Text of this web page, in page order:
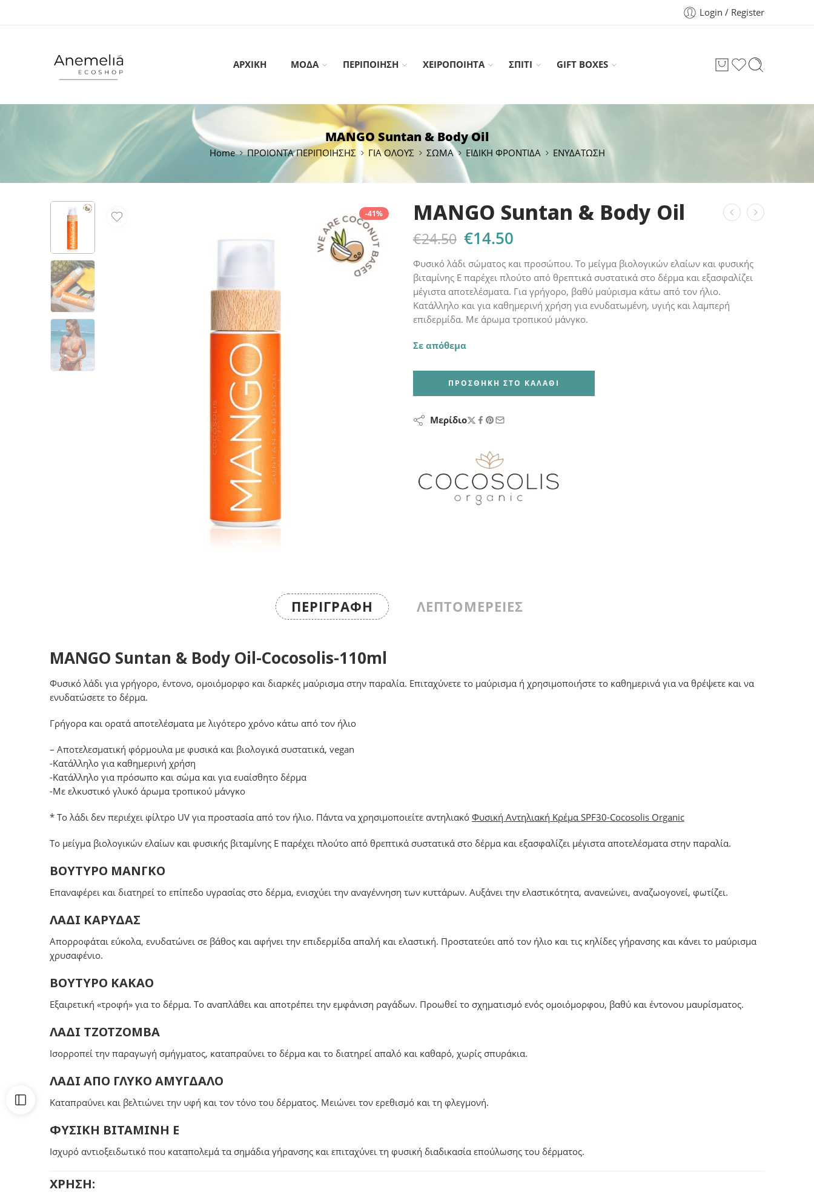
Login / Register
ΑΡΧΙΚΗ ΜΟΔΑ ΠΕΡΙΠΟΙΗΣΗ ΧΕΙΡΟΠΟΙΗΤΑ ΣΠΙΤΙ GIFT BOXES
MANGO Suntan & Body Oil
Home ΠΡΟΙΟΝΤΑ ΠΕΡΙΠΟΙΗΣΗΣ ΓΙΑ ΟΛΟΥΣ ΣΩΜΑ ΕΙΔΙΚΗ ΦΡΟΝΤΙΔΑ ΕΝΥΔΑΤΩΣΗ
-41% MANGO Suntan & Body Oil
€24.50 €14.50
Φυσικό λάδι σώματος και προσώπου. To μείγμα βιολογικών ελαίων και φυσικής
βιταμίνης Ε παρέχει πλούτο από θρεπτικά συστατικά στο δέρμα και εξασφαλίζει
μέγιστα αποτελέσματα. Για γρήγορο, βαθύ μαύρισμα κάτω από τον ήλιο.
Κατάλληλο και για καθημερινή χρήση για ενυδατωμένη, υγιής και λαμπερή
επιδερμίδα. Με άρωμα τροπικού μάνγκο.
Σε απόθεμα
ΠΡΟΣΘΉΚΗ ΣΤΟ ΚΑΛΆΘΙ
Μερίδιο
ΠΕΡΙΓΡΑΦΉ ΛΕΠΤΟΜΕΡΕΙΕΣ
MANGO Suntan & Body Oil-Cocosolis-110ml
Φυσικό λάδι για γρήγορο, έντονο, ομοιόμορφο και διαρκές μαύρισμα στην παραλία. Επιταχύνετε το μαύρισμα ή χρησιμοποιήστε το καθημερινά για να θρέψετε και να
ενυδατώσετε το δέρμα.
Γρήγορα και ορατά αποτελέσματα με λιγότερο χρόνο κάτω από τον ήλιο
– Αποτελεσματική φόρμουλα με φυσικά και βιολογικά συστατικά, vegan
-Κατάλληλο για καθημερινή χρήση
-Κατάλληλο για πρόσωπο και σώμα και για ευαίσθητο δέρμα
-Με ελκυστικό γλυκό άρωμα τροπικού μάνγκο
* Το λάδι δεν περιέχει φίλτρο UV για προστασία από τον ήλιο. Πάντα να χρησιμοποιείτε αντηλιακό Φυσική Αντηλιακή Κρέμα SPF30-Cocosolis Organic
To μείγμα βιολογικών ελαίων και φυσικής βιταμίνης Ε παρέχει πλούτο από θρεπτικά συστατικά στο δέρμα και εξασφαλίζει μέγιστα αποτελέσματα στην παραλία.
ΒΟΥΤΥΡΟ ΜΑΝΓΚΟ
Επαναφέρει και διατηρεί το επίπεδο υγρασίας στο δέρμα, ενισχύει την αναγέννηση των κυττάρων. Αυξάνει την ελαστικότητα, ανανεώνει, αναζωογονεί, φωτίζει.
ΛΑΔΙ ΚΑΡΥΔΑΣ
Απορροφάται εύκολα, ενυδατώνει σε βάθος και αφήνει την επιδερμίδα απαλή και ελαστική. Προστατεύει από τον ήλιο και τις κηλίδες γήρανσης και κάνει το μαύρισμα
χρυσαφένιο.
ΒΟΥΤΥΡΟ ΚΑΚΑΟ
Εξαιρετική «τροφή» για το δέρμα. Το αναπλάθει και αποτρέπει την εμφάνιση ραγάδων. Προωθεί το σχηματισμό ενός ομοιόμορφου, βαθύ και έντονου μαυρίσματος.
ΛΑΔΙ ΤΖΟΤΖΟΜΒΑ
Ισορροπεί την παραγωγή σμήγματος, καταπραΰνει το δέρμα και το διατηρεί απαλό και καθαρό, χωρίς σπυράκια.
ΛΑΔΙ ΑΠΟ ΓΛΥΚΟ ΑΜΥΓΔΑΛΟ
Καταπραΰνει και βελτιώνει την υφή και τον τόνο του δέρματος. Μειώνει τον ερεθισμό και τη φλεγμονή.
ΦΥΣΙΚΗ ΒΙΤΑΜΙΝΗ Ε
Ισχυρό αντιοξειδωτικό που καταπολεμά τα σημάδια γήρανσης και επιταχύνει τη φυσική διαδικασία επούλωσης του δέρματος.
ΧΡΗΣΗ: